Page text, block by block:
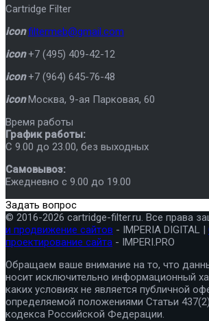
Cartridge Filter
icon filtermeb@gmail.com
icon +7 (495) 409-42-12
icon +7 (964) 645-76-48
icon Москва, 9-ая Парковая, 60
Время работы
График работы:
C 9.00 до 23.00, без выходных
Самовывоз:
Ежедневно с 9.00 до 19.00
Задать вопрос
© 2016-2026 cartridge-filter.ru. Все права
и продвижение сайтов - IMPERIA DIGITAL |
проектирование сайта - IMPERI.PRO
Обращаем ваше внимание на то, что
носит исключительно информационный
каких условиях не является публичной
определяемой положениями Статьи
кодекса Российской Федерации.